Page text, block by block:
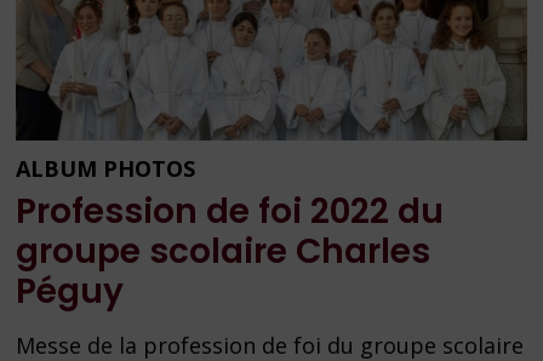
ALBUM PHOTOS
Profession de foi 2022 du
groupe scolaire Charles
Péguy
Messe de la profession de foi du groupe scolaire